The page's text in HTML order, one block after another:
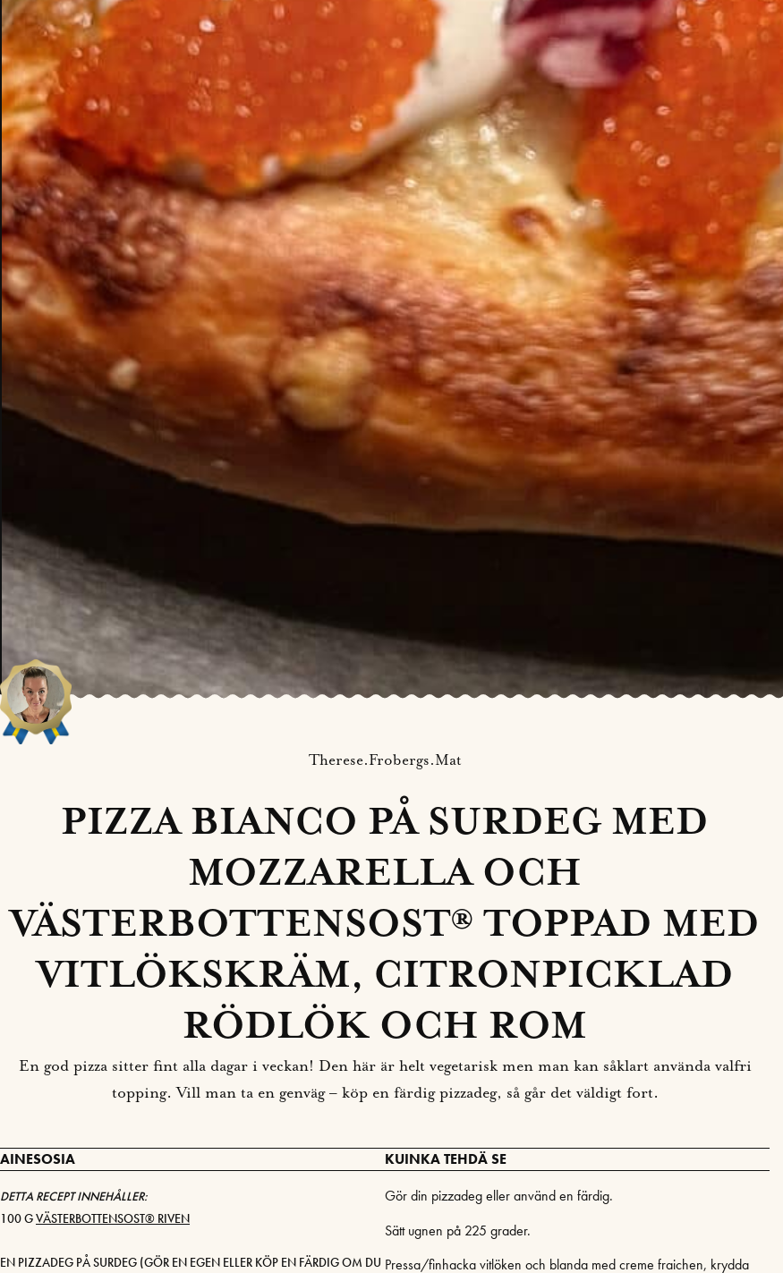
Therese.Frobergs.Mat
PIZZA BIANCO PÅ SURDEG MED
MOZZARELLA OCH
VÄSTERBOTTENSOST® TOPPAD MED
VITLÖKSKRÄM, CITRONPICKLAD
RÖDLÖK OCH ROM
En god pizza sitter fint alla dagar i veckan! Den här är helt vegetarisk men man kan såklart använda valfri
topping. Vill man ta en genväg – köp en färdig pizzadeg, så går det väldigt fort.
AINESOSIA
DETTA RECEPT INNEHÅLLER:
100 GVÄSTERBOTTENSOST® RIVEN
EN PIZZADEG PÅ SURDEG (GÖR EN EGEN ELLER KÖP EN FÄRDIG OM DU
KUINKA TEHDÄ SE
Gör din pizzadeg eller använd en färdig.
Sätt ugnen på 225 grader.
Pressa/finhacka vitlöken och blanda med creme fraichen, krydda